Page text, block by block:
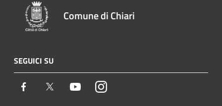
Comune di Chiari
SEGUICI SU
Facebook Twitter YoutubeInstagram